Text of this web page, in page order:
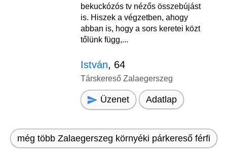
bekuckózós tv nézős összebújást
is. Hiszek a végzetben, ahogy
abban is, hogy a sors keretei közt
tőlünk függ,...
István, 64
Társkereső Zalaegerszeg
Üzenet Adatlap
még több Zalaegerszeg környéki párkereső férfi